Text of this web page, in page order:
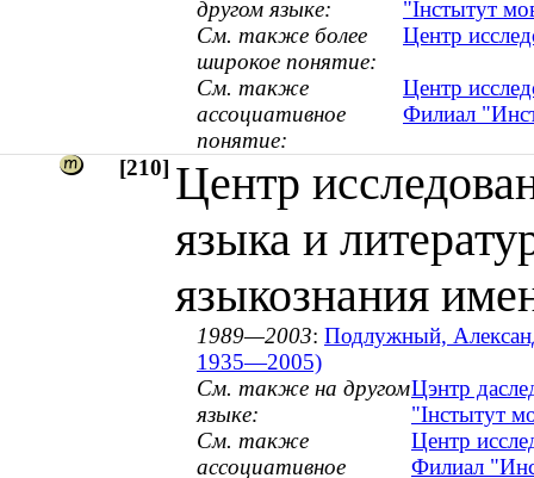
другом языке:
"Інстытут
См. также более
широкое понятие:
Центр
См. также
ассоциативное
понятие:
Центр
Филиал
[210] Центр
языка и
языкознания
1989—2003: Подлужный,
1935—2005)
См. также на другом
языке:
Цэнтр
"Інстытут
См. также
ассоциативное
Центр
Филиал